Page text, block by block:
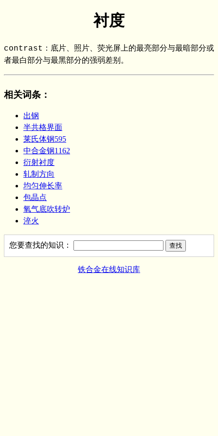
衬度
contrast：底片、照片、荧光屏上的最亮部分与最暗部分或
者最白部分与最黑部分的强弱差别。
相关词条 ：
出钢
半共格界面
莱氏体钢595
中合金钢1162
衍射衬度
轧制方向
均匀伸长率
包晶点
氧气底吹转炉
淬火
您要查找的知识：
铁合金在线知识库